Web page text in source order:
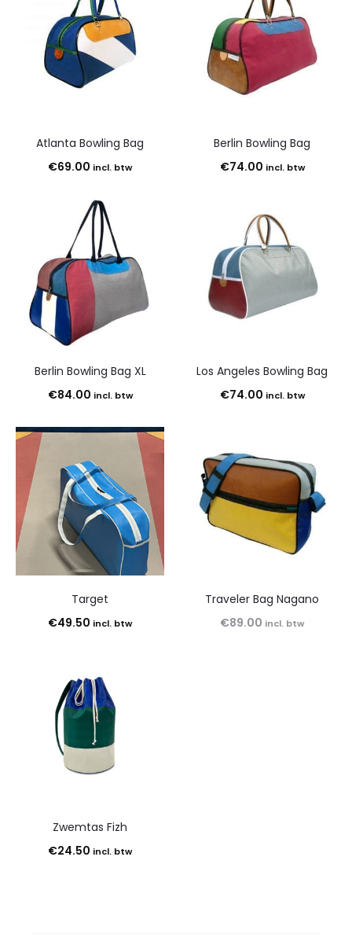
Atlanta Bowling Bag
€69.00 incl. btw
Berlin Bowling Bag
€74.00 incl. btw
Berlin Bowling Bag XL
€84.00 incl. btw
Los Angeles Bowling Bag
€74.00 incl. btw
Target
€49.50 incl. btw
Traveler Bag Nagano
€89.00 incl. btw
Zwemtas Fizh
€24.50 incl. btw